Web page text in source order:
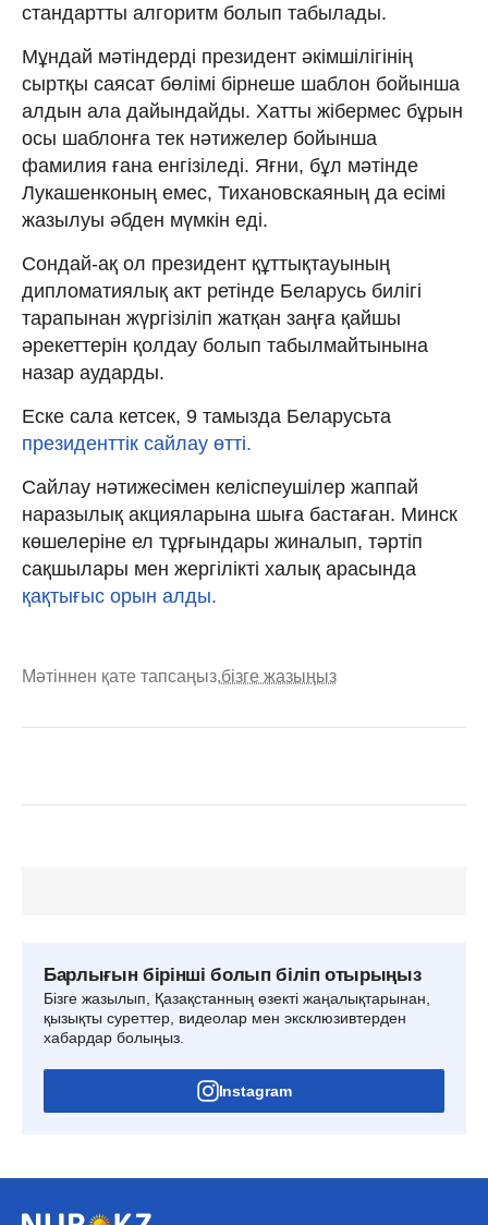
стандартты алгоритм болып табылады.
Мұндай мәтіндерді президент әкімшілігінің
сыртқы саясат бөлімі бірнеше шаблон бойынша
алдын ала дайындайды. Хатты жібермес бұрын
осы шаблонға тек нәтижелер бойынша
фамилия ғана енгізіледі. Яғни, бұл мәтінде
Лукашенконың емес, Тихановскаяның да есімі
жазылуы әбден мүмкін еді.
Сондай-ақ ол президент құттықтауының
дипломатиялық акт ретінде Беларусь билігі
тарапынан жүргізіліп жатқан заңға қайшы
әрекеттерін қолдау болып табылмайтынына
назар аударды.
Еске сала кетсек, 9 тамызда Беларусьта
президенттік сайлау өтті.
Сайлау нәтижесімен келіспеушілер жаппай
наразылық акцияларына шыға бастаған. Минск
көшелеріне ел тұрғындары жиналып, тәртіп
сақшылары мен жергілікті халық арасында
қақтығыс орын алды.
Мәтіннен қате тапсаңыз,бізге жазыңыз
Барлығын бірінші болып біліп отырыңыз
Бізге жазылып, Қазақстанның өзекті жаңалықтарынан,
қызықты суреттер, видеолар мен эксклюзивтерден
хабардар болыңыз.
Instagram